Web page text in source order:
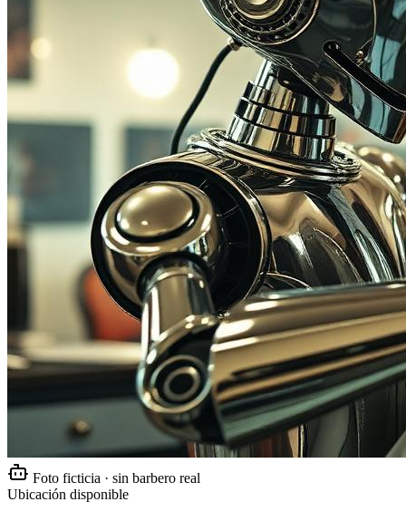
Foto ficticia · sin barbero real
Ubicación disponible